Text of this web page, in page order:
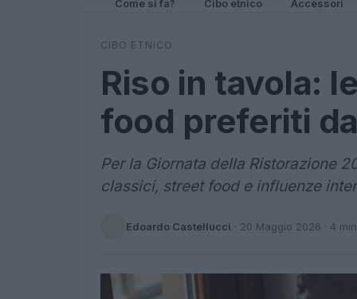
Come si fa? Cibo etnico Accessori
CIBO ETNICO
Riso in tavola:
food preferiti
Per la Giornata della Ristorazione
classici, street food e influenze
Edoardo Castellucci · 20 Maggio 2026 · 4 min